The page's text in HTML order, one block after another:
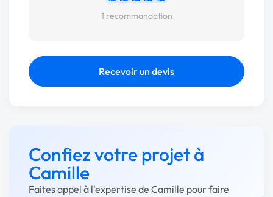
1 recommandation
Recevoir un devis
Confiez votre projet à
Camille
Faites appel à l'expertise de Camille pour faire